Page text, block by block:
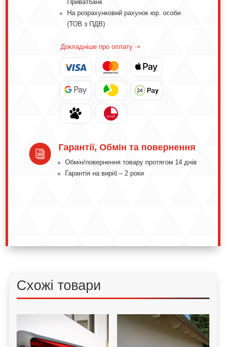
Приватбанк
На розрахунковий рахунок юр. особи
(ТОВ з ПДВ)
Докладніше про оплату ➝
i
Гарантії, Обмін та повернення
Обмін/повернення товару протягом 14 днів
Гарантія на виріб – 2 роки
Схожі товари